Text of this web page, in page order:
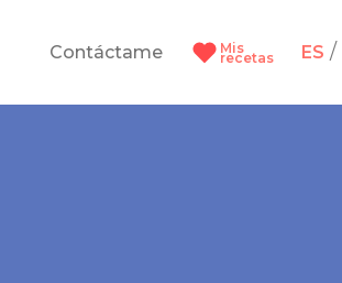
ES /
Mis
recetas
Contáctame